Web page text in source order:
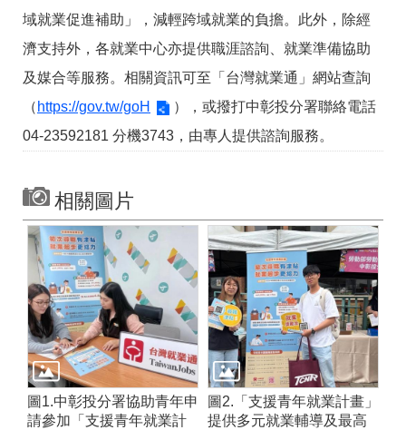
域就業促進補助」，減輕跨域就業的負擔。此外，除經
濟支持外，各就業中心亦提供職涯諮詢、就業準備協助
及媒合等服務。相關資訊可至「台灣就業通」網站查詢
（ https://gov.tw/goH
），或撥打中彰投分署聯絡電話
04-23592181 分機3743，由專人提供諮詢服務。
相關圖片
圖1.中彰投分署協助青年申
請參加「支援青年就業計
圖2.「支援青年就業計畫」
提供多元就業輔導及最高